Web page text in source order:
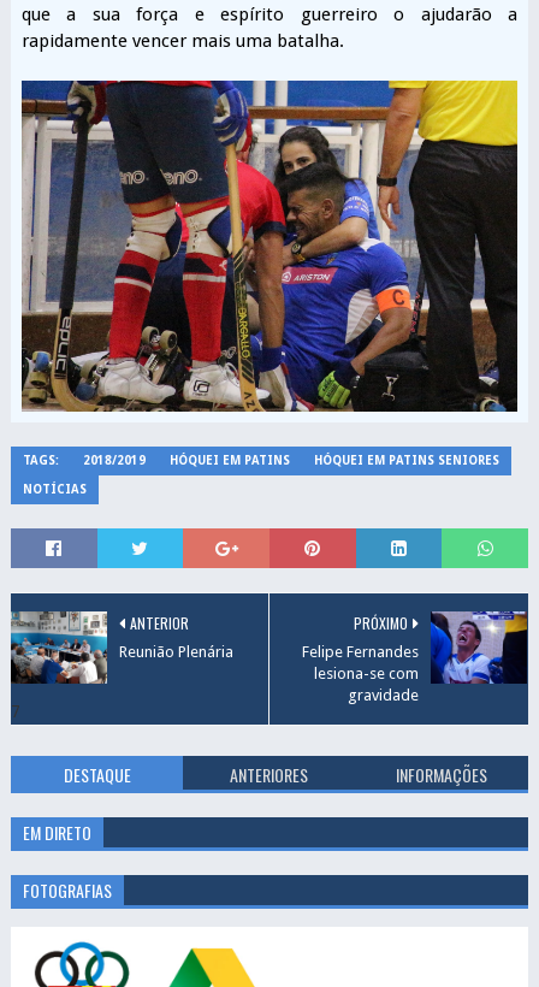
que a sua força e espírito guerreiro o ajudarão a
rapidamente vencer mais uma batalha.
TAGS: 2018/2019 HÓQUEI EM PATINS HÓQUEI EM PATINS SENIORES
NOTÍCIAS
PRÓXIMO
Felipe Fernandes
lesiona-se com
gravidade
ANTERIOR
Reunião Plenária
7
DESTAQUE ANTERIORES INFORMAÇÕES
EM DIRETO
FOTOGRAFIAS